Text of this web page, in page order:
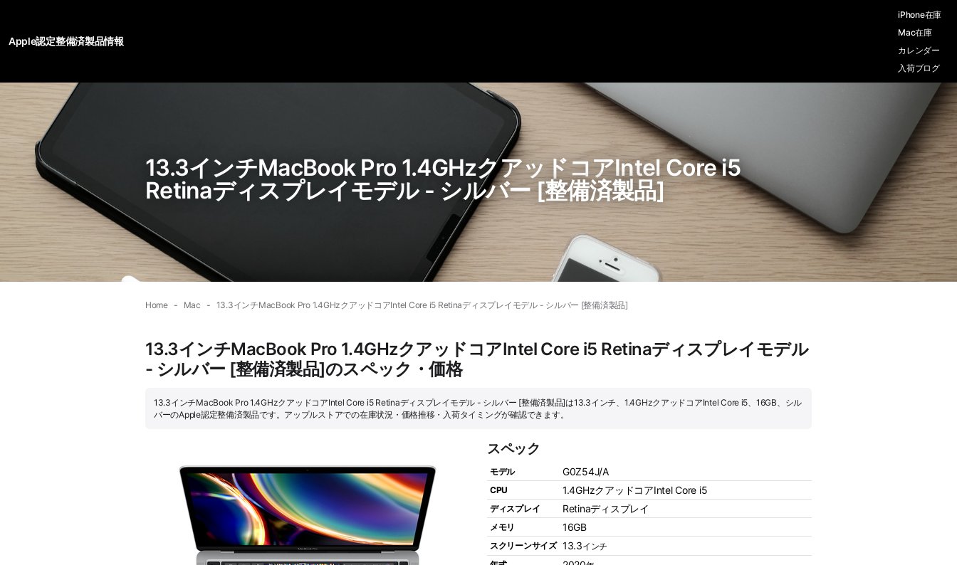
Apple認定整備済製品情報
iPhone在庫
Mac在庫
カレンダー
入荷ブログ
13.3インチMacBook Pro 1.4GHzクアッドコアIntel Core i5
Retinaディスプレイモデル - シルバー [整備済製品]
Home Mac 13.3インチMacBook Pro 1.4GHzクアッドコアIntel Core i5 Retinaディスプレイモデル - シルバー [整備済製品]
13.3インチMacBook Pro 1.4GHzクアッドコアIntel Core i5 Retinaディスプレイモデル
- シルバー [整備済製品]のスペック・価格
13.3インチMacBook Pro 1.4GHzクアッドコアIntel Core i5 Retinaディスプレイモデル - シルバー [整備済製品]は13.3インチ、1.4GHzクアッドコアIntel Core i5、16GB、シル
バーのApple認定整備済製品です。アップルストアでの在庫状況・価格推移・入荷タイミングが確認できます。
スペック
モデル G0Z54J/A
CPU 1.4GHzクアッドコアIntel Core i5
ディスプレイ Retinaディスプレイ
メモリ 16GB
スクリーンサイズ 13.3インチ